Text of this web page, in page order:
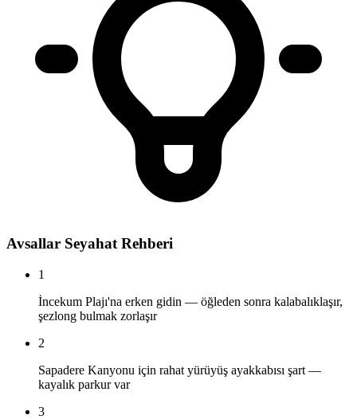
Avsallar Seyahat Rehberi
1
İncekum Plajı'na erken gidin — öğleden sonra kalabalıklaşır,
şezlong bulmak zorlaşır
2
Sapadere Kanyonu için rahat yürüyüş ayakkabısı şart —
kayalık parkur var
3